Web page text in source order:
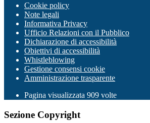
Cookie policy
Note legali
Informativa Privacy
Ufficio Relazioni con il Pubblico
Dichiarazione di accessibilità
Obiettivi di accessibilità
Whistleblowing
Gestione consensi cookie
Amministrazione trasparente
Pagina visualizzata 909 volte
Sezione Copyright